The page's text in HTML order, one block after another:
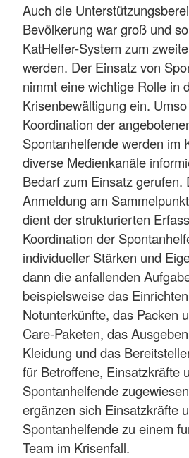
Auch die
Bevölkerung war groß und
KatHelfer-System zum
werden. Der Einsatz von
nimmt eine wichtige Rolle in
Krisenbewältigung ein.
Koordination der
Spontanhelfende werden im
diverse Medienkanäle
Bedarf zum Einsatz gerufen.
Anmeldung am
dient der strukturierten
Koordination der
individueller Stärken und
dann die anfallenden
beispielsweise das
Notunterkünfte, das Packen
Care-Paketen, das
Kleidung und das
für Betroffene, Einsatzkräfte
Spontanhelfende
ergänzen sich Einsatzkräfte
Spontanhelfende zu einem
Team im Krisenfall.